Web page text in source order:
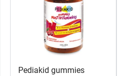
place lucien auvert
77020 Melun
France
01 64 87 20 00
Pediakid gummies